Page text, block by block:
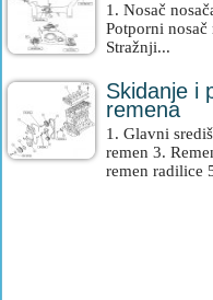
1. Nosač
Potporni nosač
Stražnji...
Skidanje i
remena
1. Glavni
remen 3.
remen radilice